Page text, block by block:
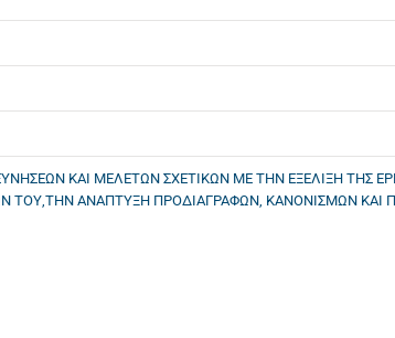
ΚΑΙ ΜΕΛΕΤΩΝ ΣΧΕΤΙΚΩΝ ΜΕ ΤΗΝ ΕΞΕΛΙΞΗ ΤΗΣ
ΤΟΥ,ΤΗΝ ΑΝΑΠΤΥΞΗ ΠΡΟΔΙΑΓΡΑΦΩΝ, ΚΑΝΟΝΙΣΜΩΝ ΚΑΙ